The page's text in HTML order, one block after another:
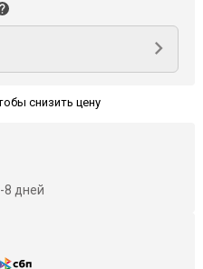
снизить цену
8 дней